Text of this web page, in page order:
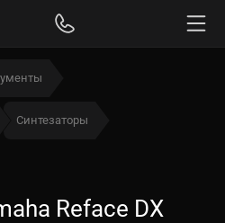
Синтезаторы
Reface DX